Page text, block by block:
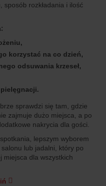
rozkładania i ilość
korzystać na co dzień,
odsuwania krzeseł,
pielęgnacji.
sprawdzi się tam, gdzie
zajmuje dużo miejsca, a po
nakrycia dla gości.
lepszym wyborem
salonu lub jadalni, który po
miejsca dla wszystkich